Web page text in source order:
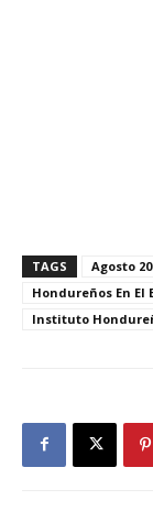
TAGS Agosto
Hondureños En El
Instituto